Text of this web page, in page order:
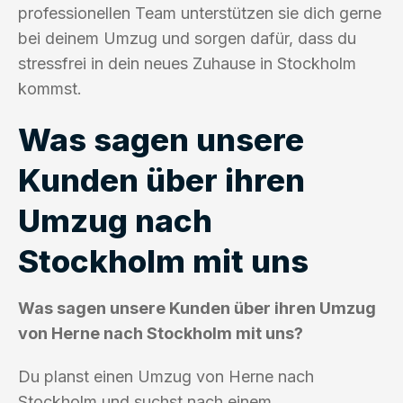
professionellen Team unterstützen sie dich gerne
bei deinem Umzug und sorgen dafür, dass du
stressfrei in dein neues Zuhause in Stockholm
kommst.
Was sagen unsere
Kunden über ihren
Umzug nach
Stockholm mit uns
Was sagen unsere Kunden über ihren Umzug
von Herne nach Stockholm mit uns?
Du planst einen Umzug von Herne nach